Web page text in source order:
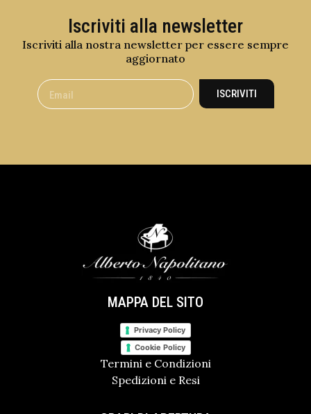
Iscriviti alla newsletter
Iscriviti alla nostra newsletter per essere sempre
aggiornato
ISCRIVITI
MAPPA DEL SITO
Privacy Policy
Cookie Policy
Termini e Condizioni
Spedizioni e Resi